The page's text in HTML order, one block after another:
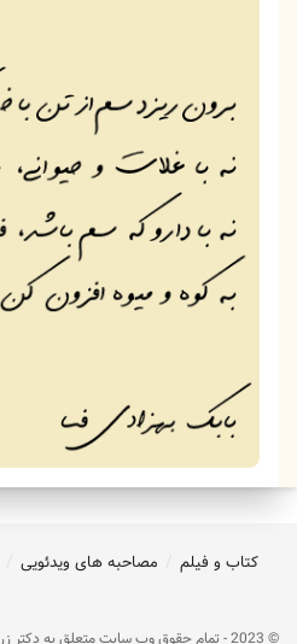
کتاب و فیلم مصاحبه های ویدئویی
© 2023 - تمام حقوق وب سایت متعلق به دکتر زرین آذر می باشد.